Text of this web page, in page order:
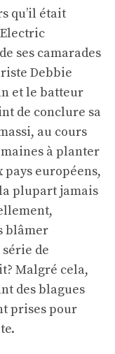
qu’il était
ses camarades
Debbie
et le batteur
de conclure sa
au cours
à planter
pays européens,
plupart jamais
blâmer
de
Malgré cela,
des blagues
prises pour